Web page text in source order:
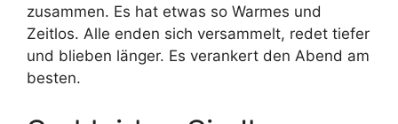
zusammen. Es hat etwas so Warmes und
Zeitlos. Alle enden sich versammelt, redet tiefer
und blieben länger. Es verankert den Abend am
besten.